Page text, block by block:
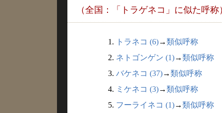
（全国：「トラゲネコ」に似た呼称
1. トラネコ (6)→類似呼称
2. ネトゴンゲン (1)→類似呼称
3. バケネコ (37)→類似呼称
4. ミケネコ (3)→類似呼称
5. フーライネコ (1)→類似呼称